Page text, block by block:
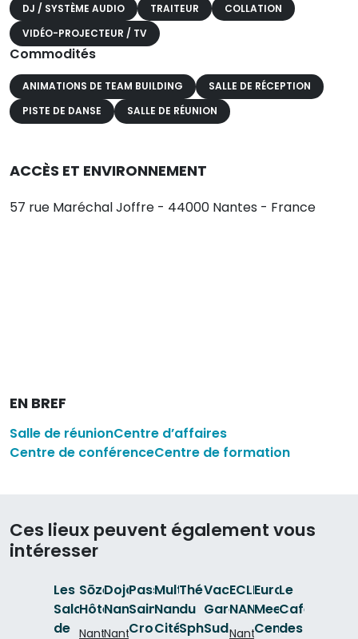
DJ / SYSTÈME AUDIO TRAITEUR
COLLATION
VIDÉO-PROJECTEUR / TV
Commodités
ANIMATIONS DE TEAM BUILDING
SALLE DE RÉCEPTION
PISTE DE DANSE
SALLE DE RÉUNION
ACCÈS ET ENVIRONNEMENT
57 rue Maréchal Joffre - 44000 Nantes - France
EN BREF
Salle de réunionCentre d’affaires
Centre de conférenceCentre de formation
Ces lieux peuvent également vous
intéresser
Les
Salons
de
Sōzō
Hôtel
Nantes
Dojo
Nantes
Nantes
Passage
Sainte-
Croix
Multiburo
Nantes
Cité
Théâtre
du
Sphinx
Vacouva
Gare
Sud
ECLIPSO
NANTES
Nantes
Euro
Meeting
Center
Le
Café
des